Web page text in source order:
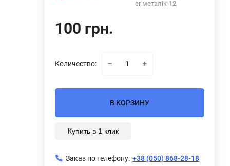
er металік-12
100 грн.
Количество:
В КОРЗИНУ
Купить в 1 клик
Заказ по телефону: +38 (050) 868-28-18